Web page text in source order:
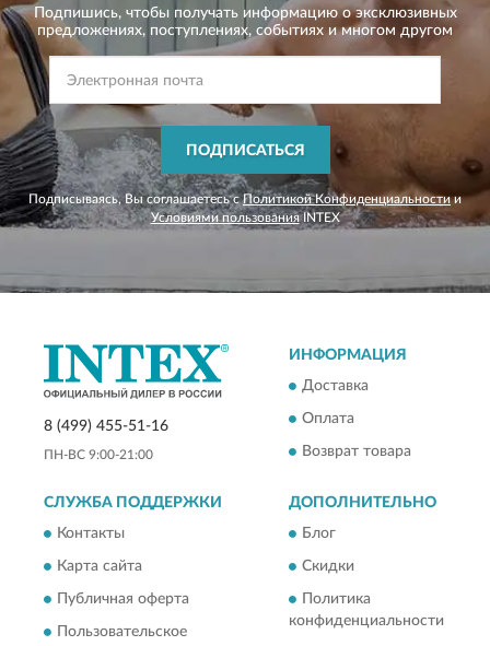
Подпишись, чтобы получать информацию о эксклюзивных
предложениях, поступлениях, событиях и многом другом
ПОДПИСАТЬСЯ
Подписываясь, Вы соглашаетесь сПолитикой Конфиденциальности и
Условиями пользованияINTEX
8 (499) 455-51-16
ПН-ВС 9:00-21:00
ИНФОРМАЦИЯ
Доставка
Оплата
Возврат товара
СЛУЖБА ПОДДЕРЖКИ
Контакты
Карта сайта
Публичная оферта
Пользовательское
ДОПОЛНИТЕЛЬНО
Блог
Скидки
Политика
конфиденциальности